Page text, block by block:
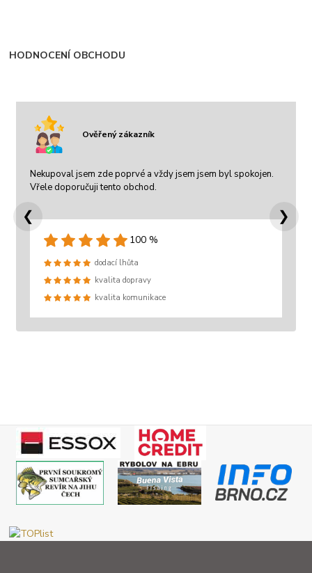
HODNOCENÍ OBCHODU
Ověřený zákazník
Nekupoval jsem zde poprvé a vždy jsem jsem byl spokojen.
Vřele doporučuji tento obchod.
100 %
dodací lhůta
kvalita dopravy
kvalita komunikace
❮ ❯